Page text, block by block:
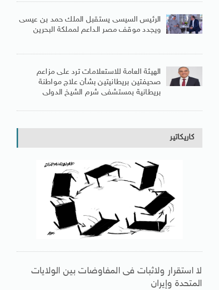
الرئيس السيسى يستقبل الملك حمد بن عيسى
ويجدد موقف مصر الداعم لمملكة البحرين
الهيئة العامة للاستعلامات ترد على مزاعم
صحيفتين بريطانيتين بشأن علاج مواطنة
بريطانية بمستشفى شرم الشيخ الدولى
كاريكاتير
لا استقرار ولاثبات فى المفاوضات بين الولايات
المتحدة وإيران